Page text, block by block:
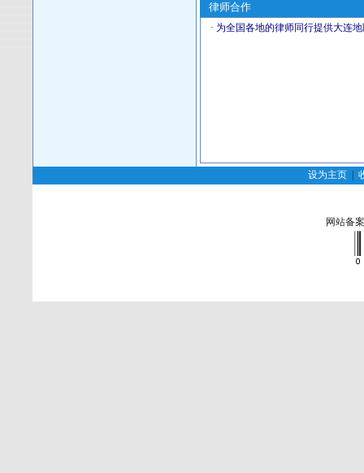
律师合作
· 为全国各地的律师同行提供大连
设为主页
网站备